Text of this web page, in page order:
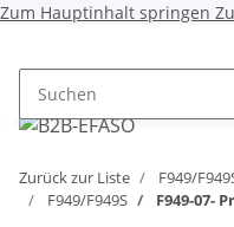
Zum Hauptinhalt springen
Zurück zur Liste F949/
F949/F949S
F949-07-